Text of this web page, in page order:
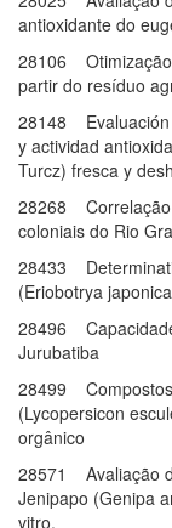
antioxidante do
28106 Otimização
partir do resíduo
28148 Evaluación
y actividad
Turcz) fresca y
28268 Correlação
coloniais do Rio
28433
(Eriobotrya
28496
Jurubatiba
28499 Compostos
(Lycopersicon
orgânico
28571 Avaliação
Jenipapo (Genipa
vitro.